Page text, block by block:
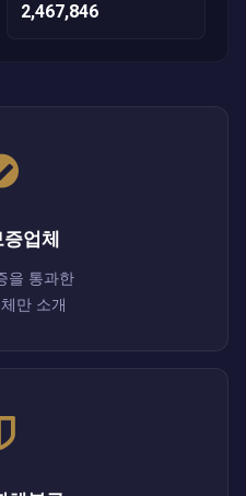
2,467,846
업체
을 통과한
만 소개